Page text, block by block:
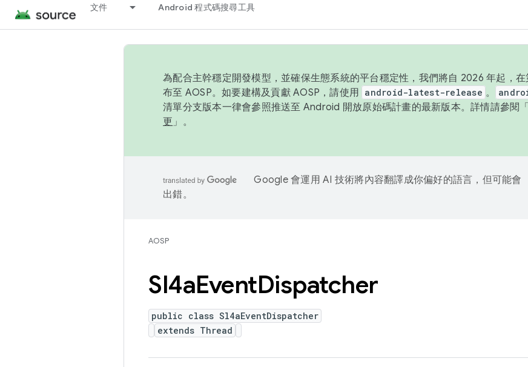
文件 Android 程式碼搜尋工具
為配合主幹穩定開發模型，並確保生態系統的平台穩定性，我們將自 2026 年起，
布至 AOSP。如要建構及貢獻 AOSP，請使用 android-latest-release 。
清單分支版本一律會參照推送至 Android 開放原始碼計畫的最新版本。詳情請參閱「
更 」。
Google 會運用 AI 技術將內容翻譯成你偏好的語言，但可能會
出錯。
AOSP
Sl4aEventDispatcher
public class Sl4aEventDispatcher
extends Thread